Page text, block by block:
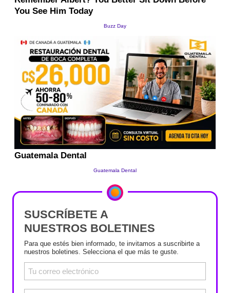
SUSCRÍBETE A
NUESTROS BOLETINES
Para que estés bien informado, te invitamos a suscribirte a
nuestros boletines. Selecciona el que más te guste.